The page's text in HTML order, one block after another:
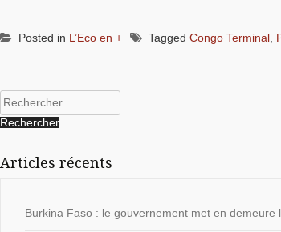
Posted in L’Eco en + Tagged Congo Terminal
Rechercher :
Articles récents
Burkina Faso : le gouvernement met en